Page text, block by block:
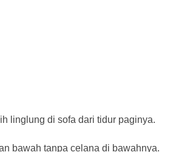
linglung di sofa dari tidur paginya.
bawah tanpa celana di bawahnya.